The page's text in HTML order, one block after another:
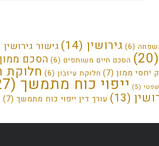
(6) גירושין (14) גישור גירושין
(20) הסכם חיים משותפים (6) הסכם ממון
יחסי ממון (7) חלוקת עיזבון (6) חלוקת
(5) ייפוי כוח מתמשך(27)
(13) עורך דין ייפוי כוח מתמשך (7)